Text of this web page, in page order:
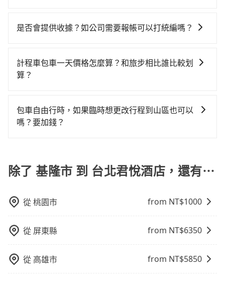
僅每人至少額外負擔70元車資，而且更會額外浪費73分
務，最多可再節省50%的交通費用。
況，打開車門才發現仍有上一組乘客遺留的垃圾或者撞
用戶卻遲遲尚未歸還，又或者要還車時卻偏偏找不到停
車位，對於急著用車或者要載其他乘客的人來說就有不
上下車地點仍有段距離，在遇到下雨天或者載行李時，
就顯得非常不便。
適合你。
論任何理由，保證全額退費，且不收取任何手續費。
是否會提供收據？如公司需要報帳可以打統編嗎？
旅行業代收轉付電子收據，如果公司需要報公帳，在預
約付款前可以輸入公司的抬頭與統編，可向國稅局報
計程車包車一天價格怎麼算？和旅步相比誰比較划
算？
格通常是根據時間或距離來計算，而且在不同城市和地
區，價格可能有所不同。另外，計程車包車價格也可能
按照包車時間和里程、車型來計費，價格在網站上公開
透明，方便客戶可以更加準確地了解行程所需時間和費
包車自由行時，如果臨時想更改行程到山區也可以
嗎？要加錢？
行額外的費用收取。但是，這些費用會在您下訂單後、
出發前先與您進行確認，確保您明確知道所有的費用。
心地享受旅步為您提供的服務。
除了 基隆市 到 台北君悅酒店，還有⋯
從桃園市 from NT$1000
從 屏東縣 from NT$6350
從 高雄市 from NT$5850